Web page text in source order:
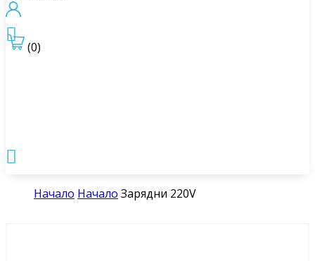
(0)


Начало Начало Зарядни 220V